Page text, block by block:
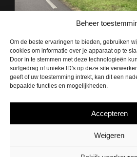
Beheer
Om de beste ervaringen te bieden, gebruiken
cookies om informatie over je apparaat op te
Door in te stemmen met deze technologieën
surfgedrag of unieke ID's op deze site
geeft of uw toestemming intrekt, kan dit een
bepaalde functies en mogelijkheden.
Accepteren
Weigeren
Kunst van